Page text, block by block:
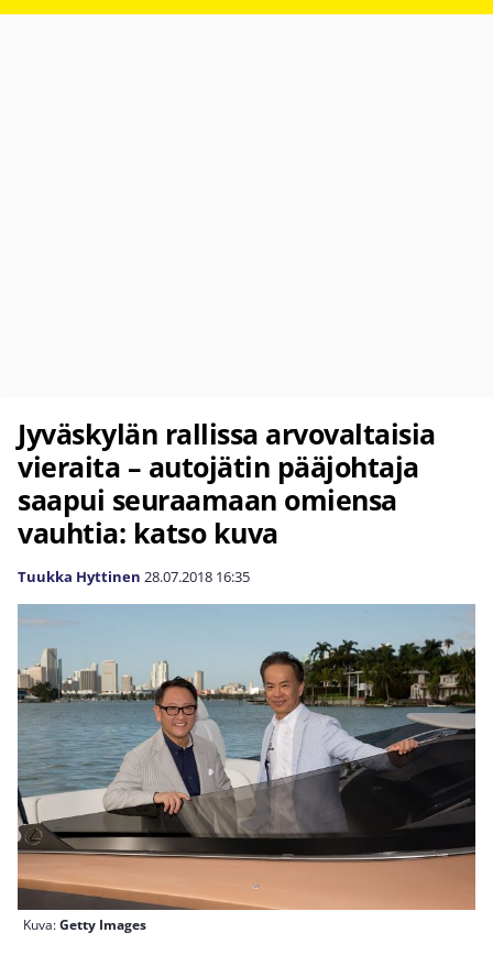
Jyväskylän rallissa arvovaltaisia
vieraita – autojätin pääjohtaja
saapui seuraamaan omiensa
vauhtia: katso kuva
Tuukka Hyttinen 28.07.2018 16:35
Kuva:Getty Images